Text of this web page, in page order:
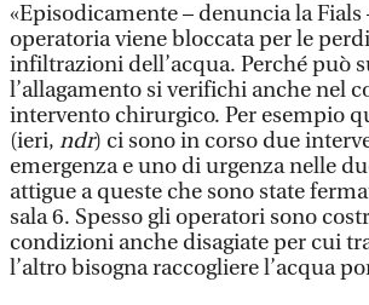
«Episodicamente – denuncia la Fials
operatoria viene bloccata per le
infiltrazioni dell’acqua. Perché può
l’allagamento si verifichi anche nel
intervento chirurgico. Per esempio
(ieri, ndr) ci sono in corso due
emergenza e uno di urgenza nelle
attigue a queste che sono state
sala 6. Spesso gli operatori sono
condizioni anche disagiate per cui
l’altro bisogna raccogliere l’acqua